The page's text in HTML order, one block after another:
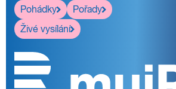
Pohádky
Pořady
Živé vysílání